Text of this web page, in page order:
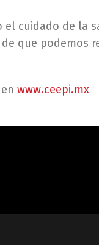
cuidado de la
de que podemos
www.ceepi.mx